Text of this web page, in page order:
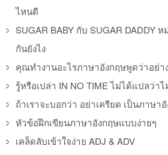
ไหนดี
SUGAR BABY กับ SUGAR DADDY
กันยังไง
คุณทำงานอะไรภาษาอังกฤษพูดว่าอย่า
รู้หรือเปล่า IN NO TIME ไม่ได้แปลว่าไ
ถ้าเราจะบอกว่า อย่าเครียด เป็นภาษา
หัวข้อฝึกเขียนภาษาอังกฤษแบบง่ายๆ
เคล็ดลับเข้าใจง่าย ADJ & ADV